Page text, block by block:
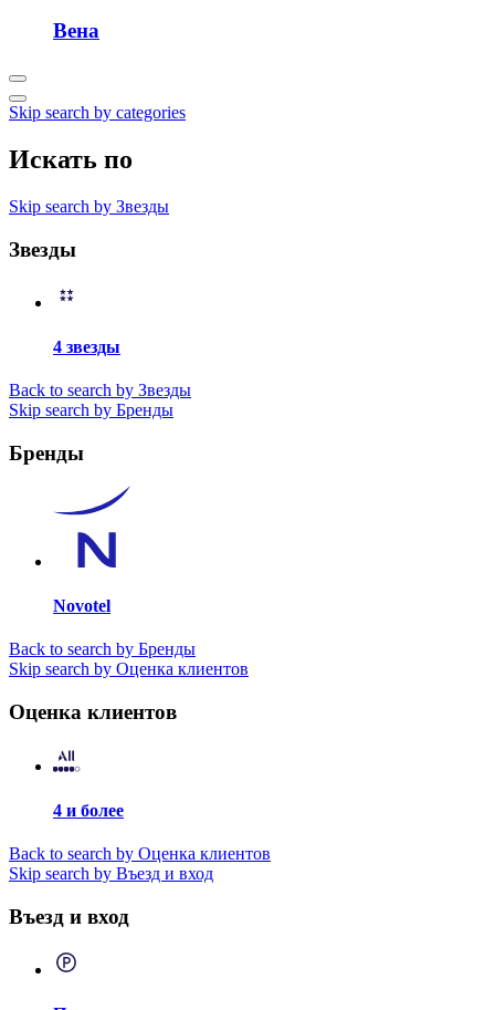
Вена
Skip search by categories
Искать по
Skip search by Звезды
Звезды
4 звезды
Back to search by Звезды
Skip search by Бренды
Бренды
Novotel
Back to search by Бренды
Skip search by Оценка клиентов
Оценка клиентов
4 и более
Back to search by Оценка клиентов
Skip search by Въезд и вход
Въезд и вход